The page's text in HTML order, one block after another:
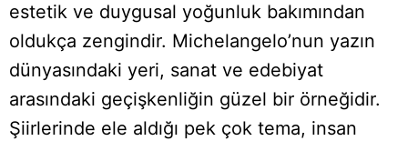
estetik ve duygusal yoğunluk bakımından
oldukça zengindir. Michelangelo’nun yazın
dünyasındaki yeri, sanat ve edebiyat
arasındaki geçişkenliğin güzel bir örneğidir.
Şiirlerinde ele aldığı pek çok tema, insan